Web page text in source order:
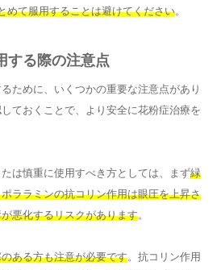
めて服用することは避けてください。
する際の注意点
ために、いくつかの重要な注意点があり
ておくことで、より安全に花粉症治療を
は慎重に使用すべき方としては、まず緑
ララミンの抗コリン作用は眼圧を上昇さ
悪化するリスクがあります。
ある方も注意が必要です。抗コリン作用